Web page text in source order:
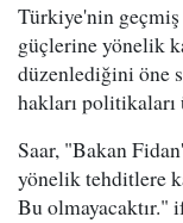
Türkiye'nin
güçlerine yönelik
düzenlediğini öne
hakları
Saar, "Bakan
yönelik tehditlere
Bu olmayacaktır."